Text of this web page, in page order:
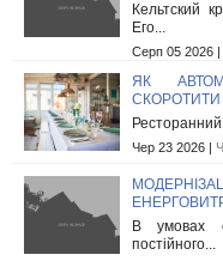
Кельтский
Его...
Серп 05 2026 |
ЯК
СКОРОТИТИ
Чер 23 2026 |
В умовах
постійного...